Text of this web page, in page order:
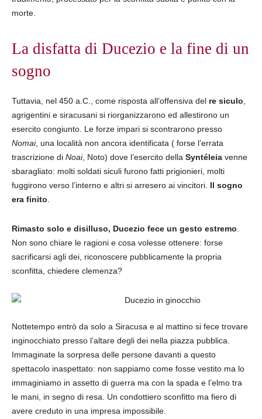
morte.
La disfatta di Ducezio e la fine di un
sogno
Tuttavia, nel 450 a.C., come risposta all’offensiva del re siculo
agrigentini e siracusani si riorganizzarono ed allestirono un
esercito congiunto. Le forze impari si scontrarono presso
Nomai, una località non ancora identificata ( forse l’errata
trascrizione di Noai, Noto) dove l’esercito della Syntéleia venne
sbaragliato: molti soldati siculi furono fatti prigionieri, molti
fuggirono verso l’interno e altri si arresero ai vincitori. Il sogno
era finito
Rimasto solo e disilluso, Ducezio fece un gesto estremo
Non sono chiare le ragioni e cosa volesse ottenere: forse
sacrificarsi agli dei, riconoscere pubblicamente la propria
sconfitta, chiedere clemenza?
Nottetempo entrò da solo a Siracusa e al mattino si fece trovare
inginocchiato presso l’altare degli dei nella piazza pubblica.
Immaginate la sorpresa delle persone davanti a questo
spettacolo inaspettato: non sappiamo come fosse vestito ma lo
immaginiamo in assetto di guerra ma con la spada e l’elmo tra
le mani, in segno di resa. Un condottiero sconfitto ma fiero di
avere creduto in una impresa impossibile.